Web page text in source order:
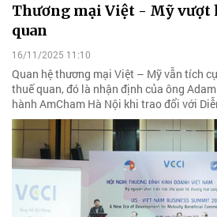
Thương mại Việt - Mỹ vượt
quan
16/11/2025 11:10
Quan hệ thương mại Việt – Mỹ vẫn tích
thuế quan, đó là nhận định của ông
hành AmCham Hà Nội khi trao đổi với